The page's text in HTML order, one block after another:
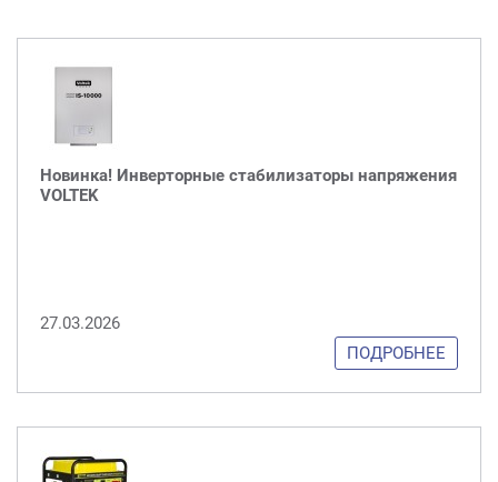
Новинка! Инверторные стабилизаторы напряжения
VOLTEK
27.03.2026
ПОДРОБНЕЕ